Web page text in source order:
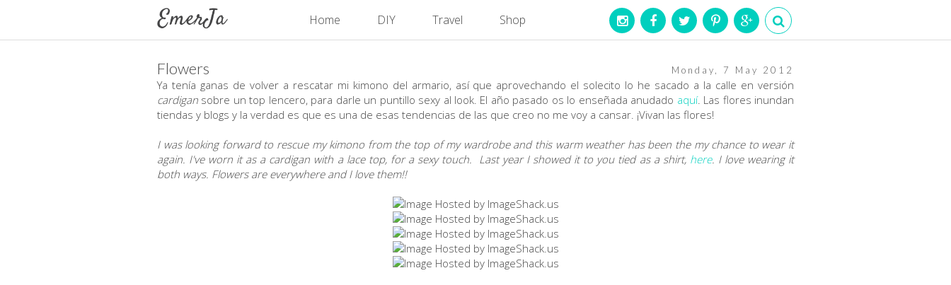
Home DIY Travel Shop
Monday, 7 May 2012
Flowers
Ya tenía ganas de volver a rescatar mi kimono del armario, así que aprovechando el solecito lo he sacado a la calle en versión
cardigan sobre un top lencero, para darle un puntillo sexy al look. El año pasado os lo enseñada anudado aquí. Las flores inundan
tiendas y blogs y la verdad es que es una de esas tendencias de las que creo no me voy a cansar. ¡Vivan las flores!
I was looking forward to rescue my kimono from the top of my wardrobe and this warm weather has been the my chance to wear it
again. I've worn it as a cardigan with a lace top, for a sexy touch. Last year I showed it to you tied as a shirt, here. I love wearing it
both ways. Flowers are everywhere and I love them!!